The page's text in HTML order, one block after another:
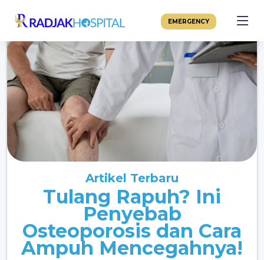
EMERGENCY
Artikel Terbaru
Tulang Rapuh? Ini
Penyebab
Osteoporosis dan Cara
Ampuh Mencegahnya!